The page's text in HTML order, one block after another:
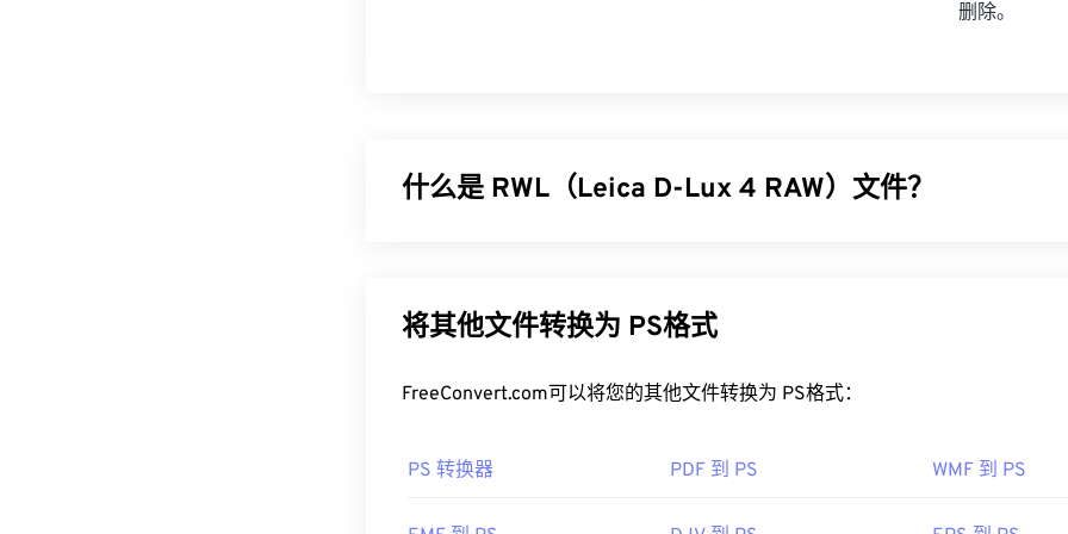
删除。
什么是 RWL（Leica D-Lux 4 RAW）文件？
型的主要优势和好处。
Zoner Photo Studio
RWL 的另一个查看器是
XnView MP。Adobe 、
将其他文件转换为 PS格式
FreeConvert.com可以将您的其他文件转换为 PS格式：
PS 转换器 PDF 到 PS WMF 到 PS